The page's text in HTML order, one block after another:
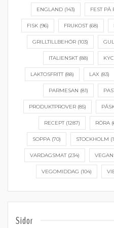
ENGLAND(143) FEST PÅ
FISK(96) FRUKOST(68)
GRILLTILLBEHÖR (103)
ITALIENSKT(88)
LAKTOSFRITT(88) LAX (83)
PARMESAN (81)
PRODUKTPROVER(85)
RECEPT(1287) RÖRA
SOPPA(70) STOCKHOLM
VARDAGSMAT(234)
VEGOMIDDAG (104)
Sidor